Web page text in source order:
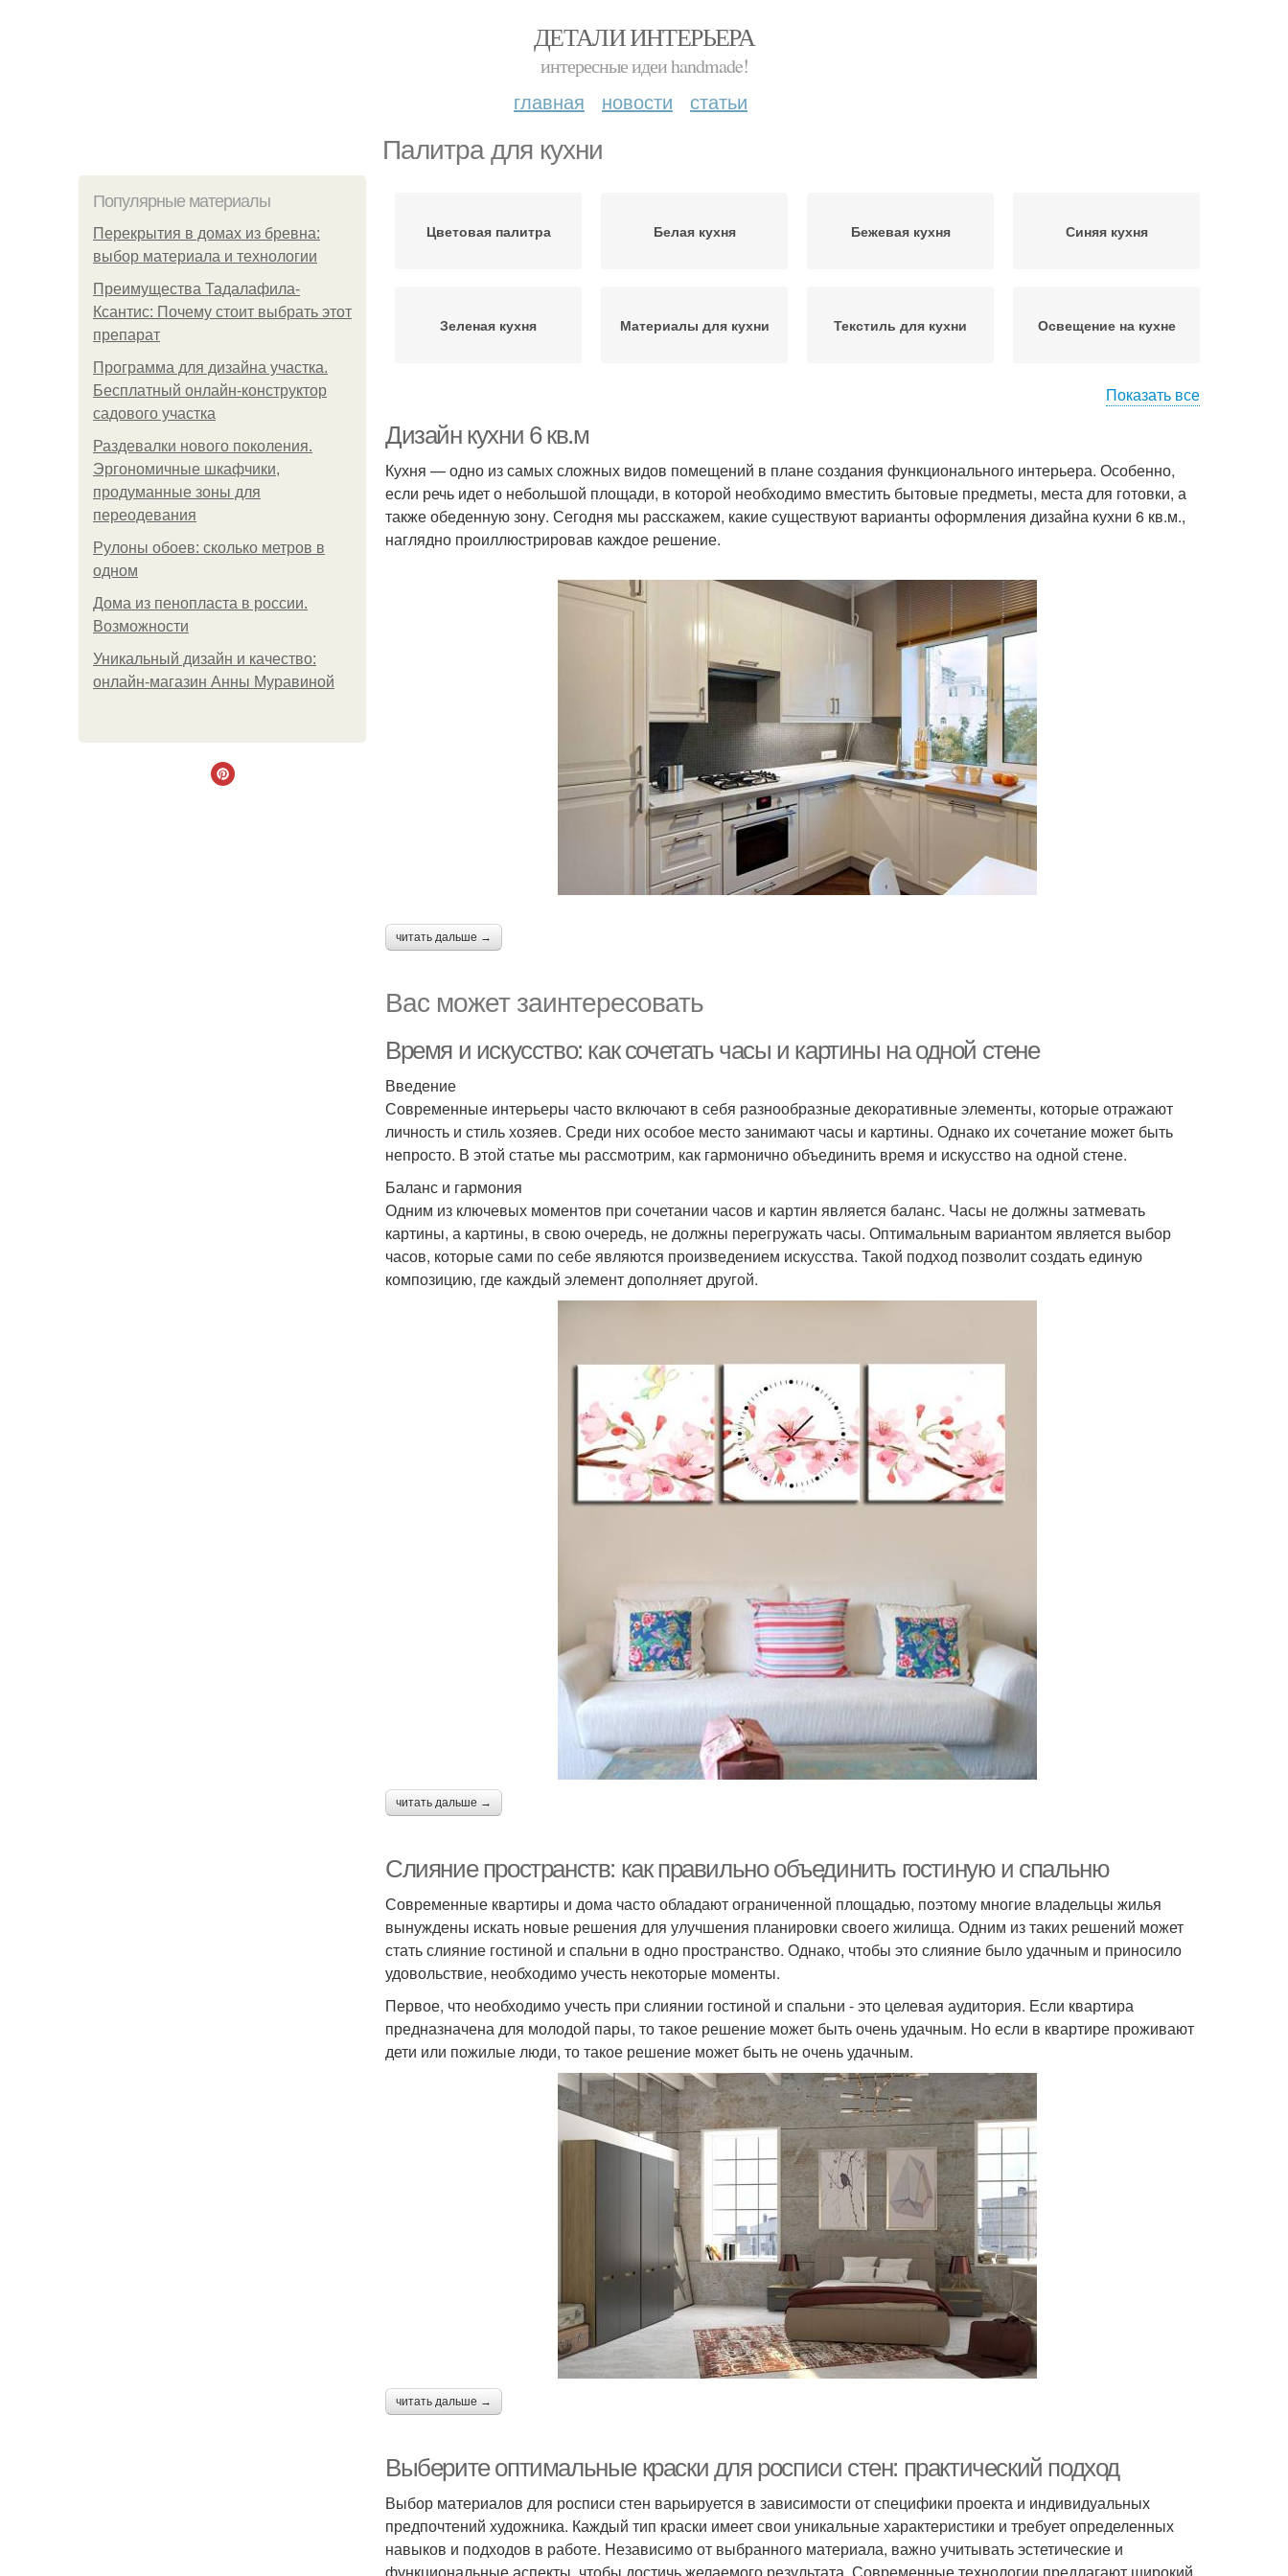
ДЕТАЛИ ИНТЕРЬЕРА
интересные идеи handmade!
главная новости статьи
Палитра для кухни
Популярные материалы
Перекрытия в домах из бревна:
выбор материала и технологии
Преимущества Тадалафила-
Ксантис: Почему стоит выбрать этот
препарат
Программа для дизайна участка.
Бесплатный онлайн-конструктор
садового участка
Раздевалки нового поколения.
Эргономичные шкафчики,
продуманные зоны для
переодевания
Рулоны обоев: сколько метров в
одном
Дома из пенопласта в россии.
Возможности
Уникальный дизайн и качество:
онлайн-магазин Анны Муравиной
Цветовая палитра Белая кухня Бежевая кухня Синяя кухня
Зеленая кухня Материалы для кухни Текстиль для кухни Освещение на кухне
Показать все
Дизайн кухни 6 кв.м
Кухня — одно из самых сложных видов помещений в плане создания функционального интерьера. Особенно,
если речь идет о небольшой площади, в которой необходимо вместить бытовые предметы, места для готовки, а
также обеденную зону. Сегодня мы расскажем, какие существуют варианты оформления дизайна кухни 6 кв.м.,
наглядно проиллюстрировав каждое решение.
читать дальше →
Вас может заинтересовать
Время и искусство: как сочетать часы и картины на одной стене
Введение
Современные интерьеры часто включают в себя разнообразные декоративные элементы, которые отражают
личность и стиль хозяев. Среди них особое место занимают часы и картины. Однако их сочетание может быть
непросто. В этой статье мы рассмотрим, как гармонично объединить время и искусство на одной стене.
Баланс и гармония
Одним из ключевых моментов при сочетании часов и картин является баланс. Часы не должны затмевать
картины, а картины, в свою очередь, не должны перегружать часы. Оптимальным вариантом является выбор
часов, которые сами по себе являются произведением искусства. Такой подход позволит создать единую
композицию, где каждый элемент дополняет другой.
читать дальше →
Слияние пространств: как правильно объединить гостиную и спальню
Современные квартиры и дома часто обладают ограниченной площадью, поэтому многие владельцы жилья
вынуждены искать новые решения для улучшения планировки своего жилища. Одним из таких решений может
стать слияние гостиной и спальни в одно пространство. Однако, чтобы это слияние было удачным и приносило
удовольствие, необходимо учесть некоторые моменты.
Первое, что необходимо учесть при слиянии гостиной и спальни - это целевая аудитория. Если квартира
предназначена для молодой пары, то такое решение может быть очень удачным. Но если в квартире проживают
дети или пожилые люди, то такое решение может быть не очень удачным.
читать дальше →
Выберите оптимальные краски для росписи стен: практический подход
Выбор материалов для росписи стен варьируется в зависимости от специфики проекта и индивидуальных
предпочтений художника. Каждый тип краски имеет свои уникальные характеристики и требует определенных
навыков и подходов в работе. Независимо от выбранного материала, важно учитывать эстетические и